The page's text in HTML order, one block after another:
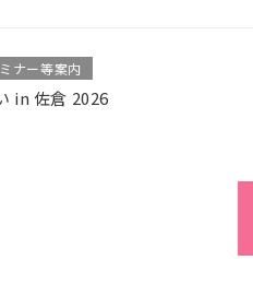
ナー等案内
in 佐倉 2026